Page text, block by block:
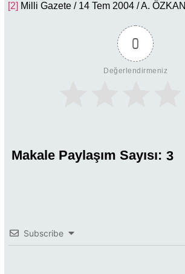
[2] Milli Gazete / 14 Tem 2004 / A. ÖZKAN
0
Değerlendirmeniz
Makale Paylaşım Sayısı: 3
Subscribe